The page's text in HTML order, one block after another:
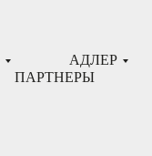
АДЛЕР
ПАРТНЕРЫ